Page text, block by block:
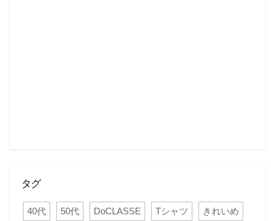
タグ
40代 50代 DoCLASSE Tシャツ きれいめ